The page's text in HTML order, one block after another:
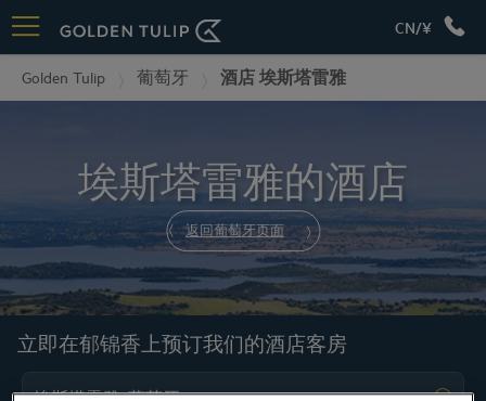
CN/¥
Golden Tulip 葡萄牙 酒店 埃斯塔雷雅
埃斯塔雷雅的酒店
返回葡萄牙页面
立即在郁锦香上预订我们的酒店客房